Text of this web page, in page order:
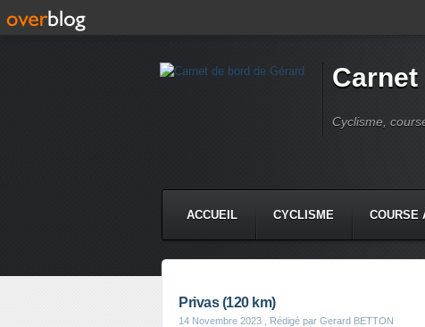
Carnet
Cyclisme,
ACCUEIL CYCLISME COURSE
Privas (120 km)
14 Novembre 2023 , Rédigé par Gerard BETTON